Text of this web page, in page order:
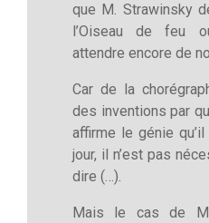
que M. Strawinsky
l’Oiseau de feu
attendre encore de
Car de la
des inventions par
affirme le génie
jour, il n’est pas
dire (…).
Mais le cas de